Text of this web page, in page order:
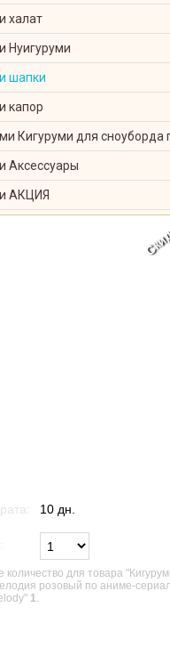
халат
Нуигуруми
шапки
капор
Кигуруми для сноуборда
Аксессуары
АКЦИЯ
10 дн.
для товара
розовый по аниме-
1